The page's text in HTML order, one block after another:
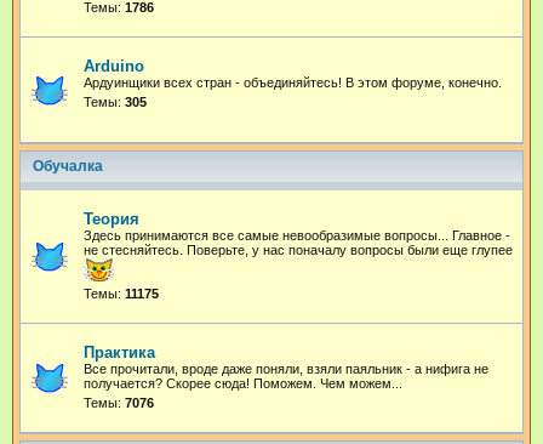
Темы: 1786
Arduino
Ардуинщики всех стран - объединяйтесь! В этом форуме, конечно.
Темы: 305
Обучалка
Теория
Здесь принимаются все самые невообразимые вопросы... Главное -
не стесняйтесь. Поверьте, у нас поначалу вопросы были еще глупее
Темы: 11175
Практика
Все прочитали, вроде даже поняли, взяли паяльник - а нифига не
получается? Скорее сюда! Поможем. Чем можем...
Темы: 7076